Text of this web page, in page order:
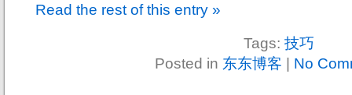
Read the rest of this entry »
Tags: 技巧
Posted in 东东博客 No